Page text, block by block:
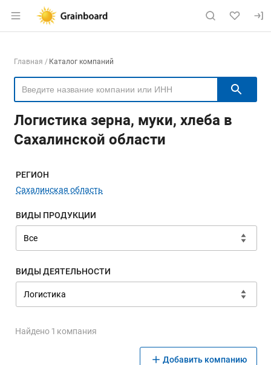
Раздел навигации по сайту
Навигация по компаниям
Главная Каталог компаний
Логистика зерна, муки, хлеба в
Сахалинской области
Меню навигации
РЕГИОН
Сахалинская область
ВИДЫ ПРОДУКЦИИ
ВИДЫ ДЕЯТЕЛЬНОСТИ
Найдено 1 компания
Добавить компанию